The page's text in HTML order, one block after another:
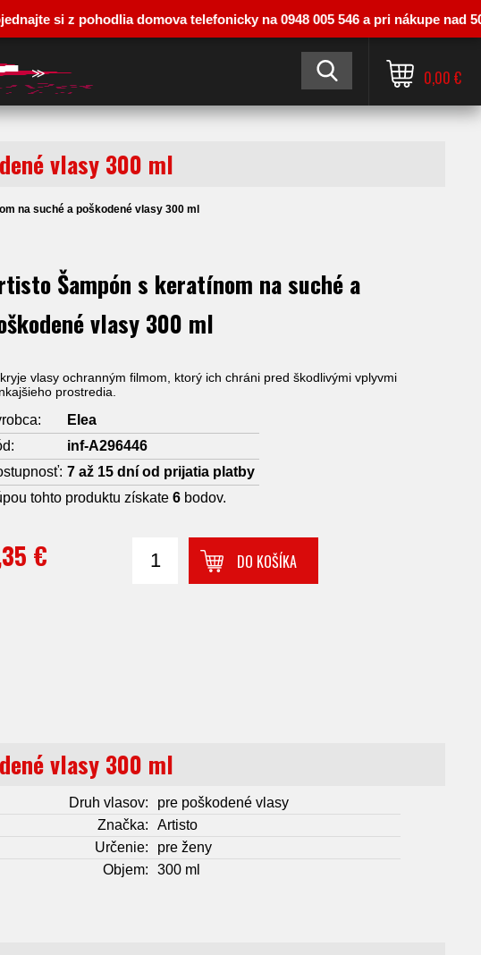
≫ 0,00 €
vlasy 300 ml
na suché a poškodené vlasy 300 ml
Šampón s keratínom na suché a
vlasy 300 ml
vlasy ochranným filmom, ktorý ich chráni pred škodlivými vplyvmi
prostredia.
Elea
inf-A296446
7 až 15 dní od prijatia platby
tohto produktu získate6 bodov.
€ DO KOŠÍKA
vlasy 300 ml
Druh vlasov:
pre poškodené vlasy
Značka:
Artisto
Určenie:
pre ženy
Objem:
300 ml
si z pohodlia domova telefonicky na 0948 005 546 a pri nákupe nad 50 €